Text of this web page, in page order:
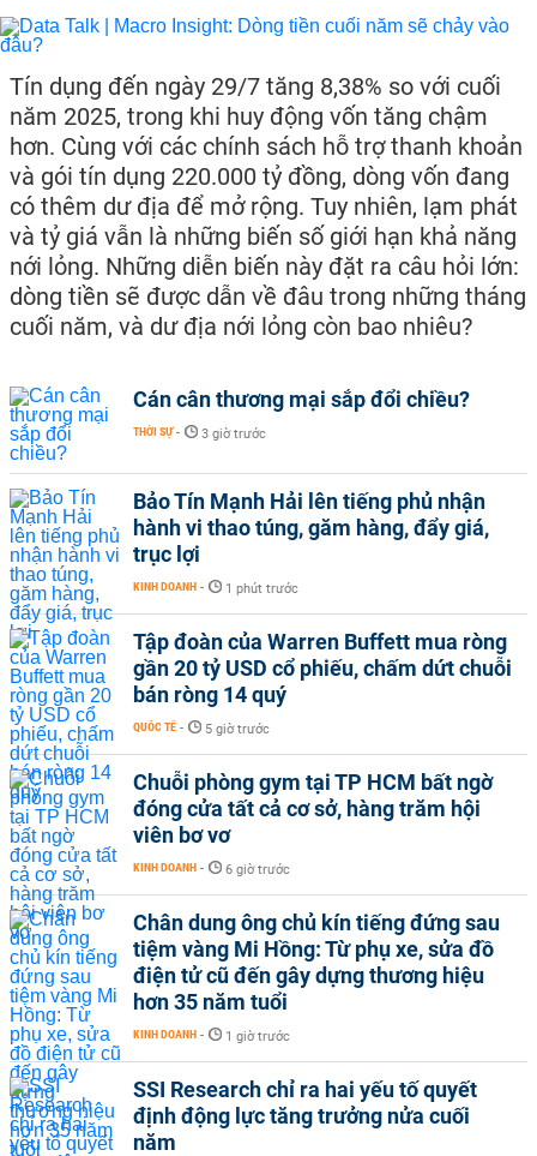
Tín dụng đến ngày 29/7 tăng 8,38% so với cuối
năm 2025, trong khi huy động vốn tăng chậm
hơn. Cùng với các chính sách hỗ trợ thanh khoản
và gói tín dụng 220.000 tỷ đồng, dòng vốn đang
có thêm dư địa để mở rộng. Tuy nhiên, lạm phát
và tỷ giá vẫn là những biến số giới hạn khả năng
nới lỏng. Những diễn biến này đặt ra câu hỏi lớn:
dòng tiền sẽ được dẫn về đâu trong những tháng
cuối năm, và dư địa nới lỏng còn bao nhiêu?
Cán cân thương mại sắp đổi chiều?
THỜI SỰ - 3 giờ trước
Bảo Tín Mạnh Hải lên tiếng phủ nhận
hành vi thao túng, găm hàng, đẩy giá,
trục lợi
KINH DOANH - 1 phút trước
Tập đoàn của Warren Buffett mua ròng
gần 20 tỷ USD cổ phiếu, chấm dứt chuỗi
bán ròng 14 quý
QUỐC TẾ - 5 giờ trước
Chuỗi phòng gym tại TP HCM bất ngờ
đóng cửa tất cả cơ sở, hàng trăm hội
viên bơ vơ
KINH DOANH - 6 giờ trước
Chân dung ông chủ kín tiếng đứng sau
tiệm vàng Mi Hồng: Từ phụ xe, sửa đồ
điện tử cũ đến gây dựng thương hiệu
hơn 35 năm tuổi
KINH DOANH - 1 giờ trước
SSI Research chỉ ra hai yếu tố quyết
định động lực tăng trưởng nửa cuối
năm